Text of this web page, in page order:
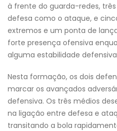
à frente do guarda-redes,
defesa como o ataque, e
extremos e um ponta de
forte presença ofensiva
alguma estabilidade
Nesta formação, os dois
marcar os avançados
defensiva. Os três médios
na ligação entre defesa e
transitando a bola